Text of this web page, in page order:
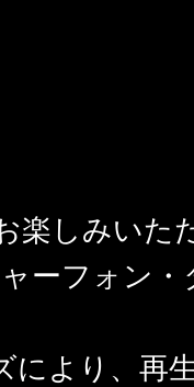
楽しみいた
ーフォン
より、再